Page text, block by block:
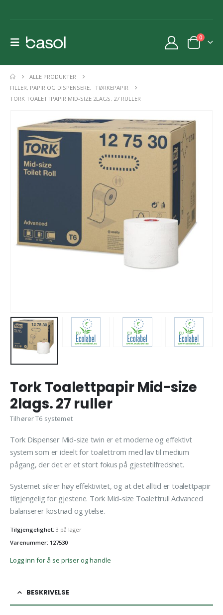
0
ALLE PRODUKTER
FILLER, PAPIR OG DISPENSERE, TØRKEPAPIR
TORK TOALETTPAPIR MID-SIZE 2LAGS. 27 RULLER
Tork Toalettpapir Mid-size
2lags. 27 ruller
Tilhører T6 systemet
Tork Dispenser Mid-size twin er et moderne og effektivt
system som er ideelt for toalettrom med lav til medium
pågang, der det er et stort fokus på gjestetilfredshet.
Systemet sikrer høy effektivitet, og at det alltid er toalettpapir
tilgjengelig for gjestene. Tork Mid-size Toalettrull Advanced
balanserer kostnad og ytelse.
Tilgjengelighet: 3 på lager
Varenummer: 127530
Logg inn for å se priser og handle
BESKRIVELSE